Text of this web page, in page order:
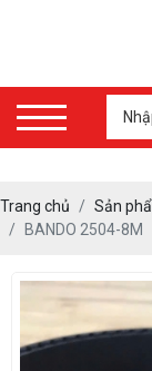
Trang chủ Sản
BANDO 2504-8M